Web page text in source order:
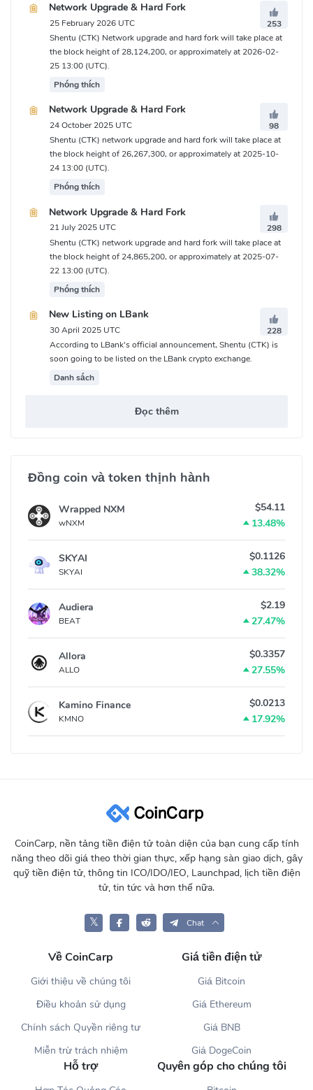
Network Upgrade & Hard Fork
25 February 2026 UTC
253
Shentu (CTK) Network upgrade and hard fork will take place at
the block height of 28,124,200, or approximately at 2026-02-
25 13:00 (UTC).
Phóng thích
Network Upgrade & Hard Fork
24 October 2025 UTC
98
Shentu (CTK) network upgrade and hard fork will take place at
the block height of 26,267,300, or approximately at 2025-10-
24 13:00 (UTC).
Phóng thích
Network Upgrade & Hard Fork
21 July 2025 UTC
298
Shentu (CTK) network upgrade and hard fork will take place at
the block height of 24,865,200, or approximately at 2025-07-
22 13:00 (UTC).
Phóng thích
New Listing on LBank
30 April 2025 UTC
228
According to LBank's official announcement, Shentu (CTK) is
soon going to be listed on the LBank crypto exchange.
Danh sách
Đọc thêm
Đồng coin và token thịnh hành
Wrapped NXM
wNXM
$54.11
13.48%
SKYAI
SKYAI
$0.1126
38.32%
Audiera
BEAT
$2.19
27.47%
Allora
ALLO
$0.3357
27.55%
Kamino Finance
KMNO
$0.0213
17.92%
CoinCarp, nền tảng tiền điện tử toàn diện của bạn cung cấp tính
năng theo dõi giá theo thời gian thực, xếp hạng sàn giao dịch, gây
quỹ tiền điện tử, thông tin ICO/IDO/IEO, Launchpad, lịch tiền điện
tử, tin tức và hơn thế nữa.
𝕏 Chat
Về CoinCarp
Giới thiệu về chúng tôi
Điều khoản sử dụng
Chính sách Quyền riêng tư
Miễn trừ trách nhiệm
Giá tiền điện tử
Giá Bitcoin
Giá Ethereum
Giá BNB
Giá DogeCoin
Hỗ trợ Quyên góp cho chúng tôi